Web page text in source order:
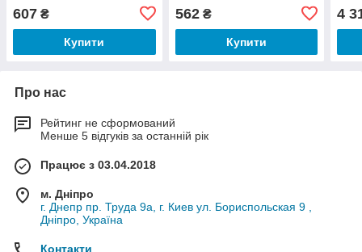
607 ₴
Купити
562₴
Купити
4
Про нас
Рейтинг не сформований
Менше 5 відгуків за останній рік
Працює з 03.04.2018
м. Дніпро
г. Днепр пр. Труда 9а, г. Киев ул. Бориспольская 9 ,
Дніпро, Україна
Контакти